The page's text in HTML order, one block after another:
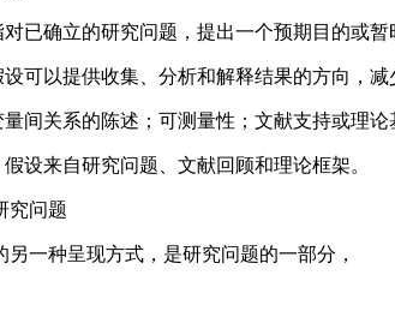
确立的研究问题，提出一个预期目的或暂
以提供收集、分析和解释结果的方向，减
关系的陈述；可测量性；文献支持或理论
来自研究问题、文献回顾和理论框架。
问题
一种呈现方式，是研究问题的一部分，